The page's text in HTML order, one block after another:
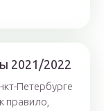
2021/2022
Петербурге
правило,